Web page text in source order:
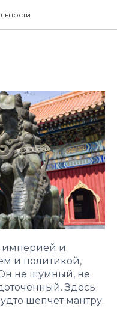
империей и
и политикой,
не шумный, не
Здесь
шепчет мантру.